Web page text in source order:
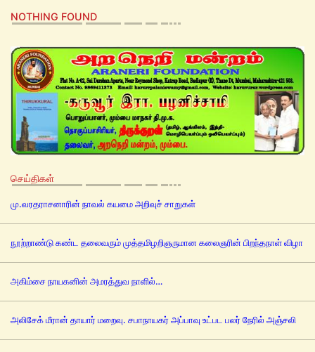
NOTHING FOUND
செய்திகள்
மு.வரதராசனாரின் நாவல் கயமை அறிவுச் சாறுகள்
நூற்றாண்டு கண்ட தலைவரும் முத்தமிழறிஞருமான கலைஞரின் பிறந்தநாள் விழா
அகிம்சை நாயகனின் அமரத்துவ நாளில்…
அலிசேக் மீரான் தாயார் மறைவு. சபாநாயகர் அப்பாவு உட்பட பலர் நேரில் அஞ்சலி